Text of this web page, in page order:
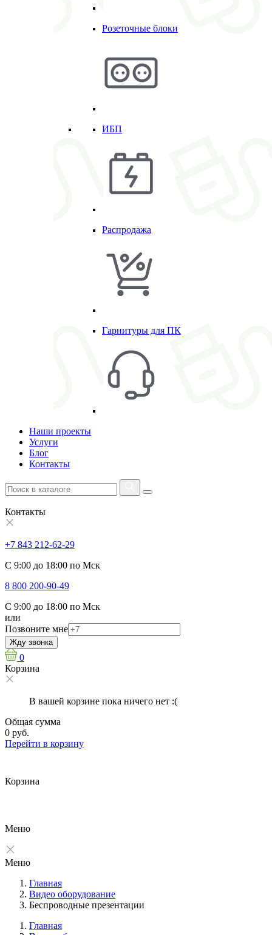
Розеточные блоки
ИБП
Распродажа
Гарнитуры для ПК
Наши проекты
Услуги
Блог
Контакты
Контакты
+7 843 212-62-29
С 9:00 до 18:00 по Мск
8 800 200-90-49
С 9:00 до 18:00 по Мск
или
Позвоните мне
Жду звонка
0
Корзина
В вашей корзине пока ничего нет :(
Общая сумма
0 руб.
Перейти в корзину
Корзина
Меню
Меню
Главная
Видео оборудование
Беспроводные презентации
Главная